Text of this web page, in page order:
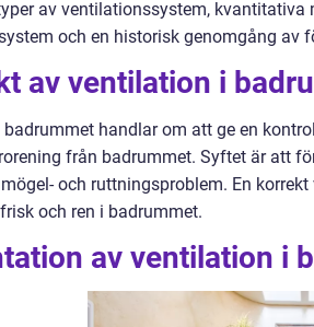
av ventilationssystem, kvantitativa
och en historisk genomgång av
av ventilation i
handlar om att ge en
från badrummet. Syftet är att
och ruttningsproblem. En
och ren i badrummet.
av ventilation i